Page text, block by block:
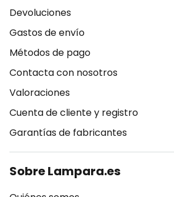
Devoluciones
Gastos de envío
Métodos de pago
Contacta con nosotros
Valoraciones
Cuenta de cliente y registro
Garantías de fabricantes
Sobre Lampara.es